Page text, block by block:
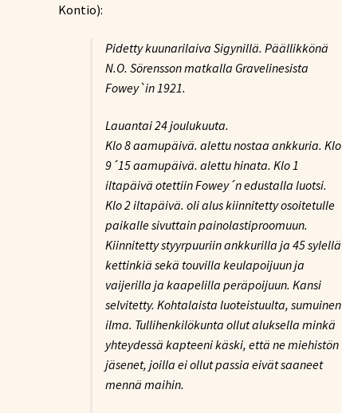
Kontio):
Pidetty kuunarilaiva Sigynillä. Päällikkönä
N.O. Sörensson matkalla Gravelinesista
Fowey`in 1921.
Lauantai 24 joulukuuta.
Klo 8 aamupäivä. alettu nostaa ankkuria. Klo
9´15 aamupäivä. alettu hinata. Klo 1
iltapäivä otettiin Fowey´n edustalla luotsi.
Klo 2 iltapäivä. oli alus kiinnitetty osoitetulle
paikalle sivuttain painolastiproomuun.
Kiinnitetty styyrpuuriin ankkurilla ja 45 sylellä
kettinkiä sekä touvilla keulapoijuun ja
vaijerilla ja kaapelilla peräpoijuun. Kansi
selvitetty. Kohtalaista luoteistuulta, sumuinen
ilma. Tullihenkilökunta ollut aluksella minkä
yhteydessä kapteeni käski, että ne miehistön
jäsenet, joilla ei ollut passia eivät saaneet
mennä maihin.